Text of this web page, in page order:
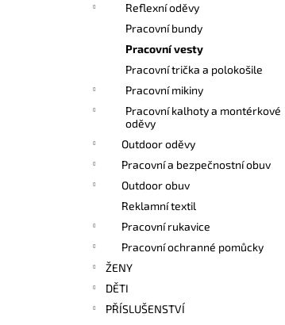
Reflexní oděvy
Pracovní bundy
Pracovní vesty
Pracovní trička a polokošile
Pracovní mikiny
Pracovní kalhoty a montérkové
oděvy
Outdoor oděvy
Pracovní a bezpečnostní obuv
Outdoor obuv
Reklamní textil
Pracovní rukavice
Pracovní ochranné pomůcky
ŽENY
DĚTI
PŘÍSLUŠENSTVÍ